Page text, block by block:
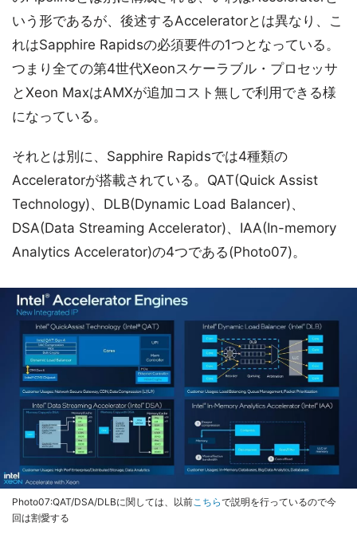
いう形であるが、後述するAcceleratorとは異なり、こ
れはSapphire Rapidsの必須要件の1つとなっている。
つまり全ての第4世代Xeonスケーラブル・プロセッサ
とXeon MaxはAMXが追加コスト無しで利用できる様
になっている。
それとは別に、Sapphire Rapidsでは4種類の
Acceleratorが搭載されている。QAT(Quick Assist
Technology)、DLB(Dynamic Load Balancer)、
DSA(Data Streaming Accelerator)、IAA(In-memory
Analytics Accelerator)の4つである(Photo07)。
Photo07:QAT/DSA/DLBに関しては、以前こちらで説明を行っているので今
回は割愛する